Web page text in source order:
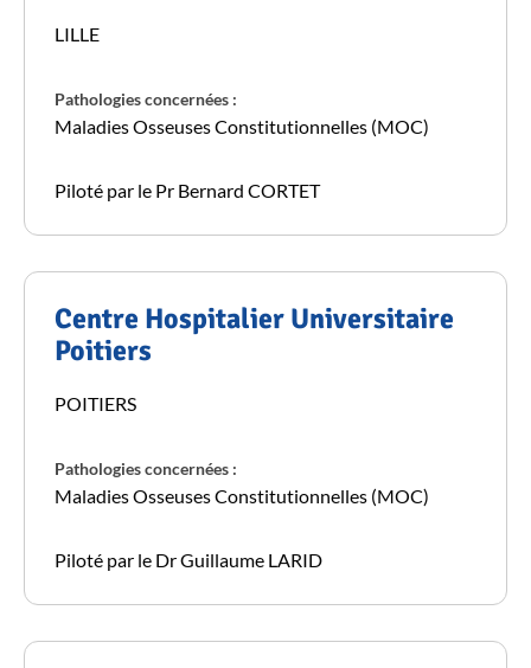
LILLE
Pathologies concernées :
Maladies Osseuses Constitutionnelles (MOC)
Piloté par le Pr Bernard CORTET
Centre Hospitalier Universitaire
Poitiers
POITIERS
Pathologies concernées :
Maladies Osseuses Constitutionnelles (MOC)
Piloté par le Dr Guillaume LARID